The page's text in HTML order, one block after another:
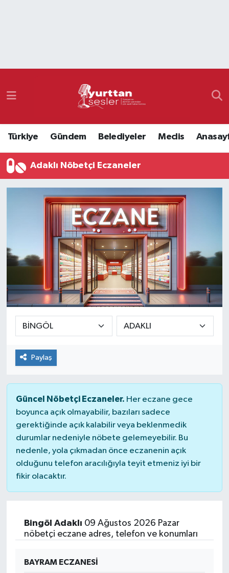
Türkiye Gündem Belediyeler Meclis
Adaklı Nöbetçi Eczaneler
Paylaş
Güncel Nöbetçi Eczaneler. Her eczane gece
boyunca açık olmayabilir, bazıları sadece
gerektiğinde açık kalabilir veya beklenmedik
durumlar nedeniyle nöbete gelemeyebilir. Bu
nedenle, yola çıkmadan önce eczanenin açık
olduğunu telefon aracılığıyla teyit etmeniz iyi bir
fikir olacaktır.
Bingöl Adaklı 09 Ağustos 2026 Pazar
nöbetçi eczane adres, telefon ve konumları
BAYRAM ECZANESİ
Namaz Vakitleri
Süper Lig Puan Durumu ve Fikstür
Tüm Manşetler
Son Dakika Haberleri
Haber Arşivi